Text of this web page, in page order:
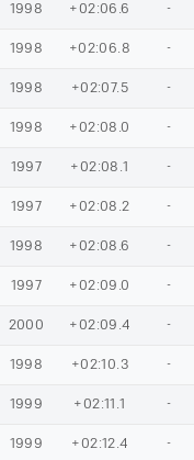
1998 +02:06.6 -
1998 +02:06.8 -
1998 +02:07.5 -
1998 +02:08.0 -
1997 +02:08.1 -
1997 +02:08.2 -
1998 +02:08.6 -
1997 +02:09.0 -
2000 +02:09.4 -
1998 +02:10.3 -
1999 +02:11.1 -
1999 +02:12.4 -